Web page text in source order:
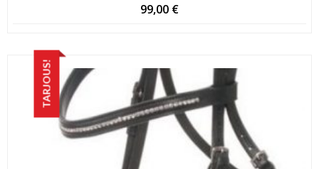
99,00 €
TARJOUS!